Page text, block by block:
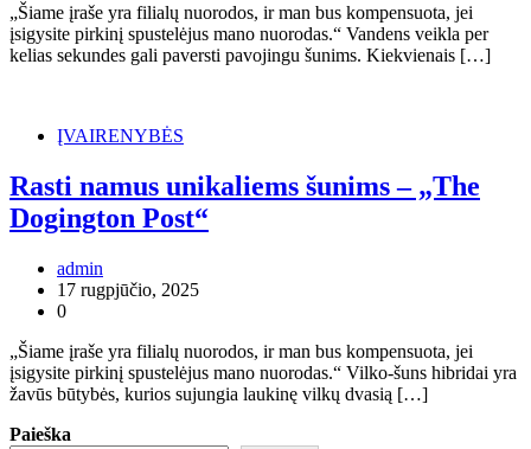
„Šiame įraše yra filialų nuorodos, ir man bus kompensuota, jei
įsigysite pirkinį spustelėjus mano nuorodas.“ Vandens veikla per
kelias sekundes gali paversti pavojingu šunims. Kiekvienais […]
ĮVAIRENYBĖS
Rasti namus unikaliems šunims – „The
Dogington Post“
admin
17 rugpjūčio, 2025
0
„Šiame įraše yra filialų nuorodos, ir man bus kompensuota, jei
įsigysite pirkinį spustelėjus mano nuorodas.“ Vilko-šuns hibridai yra
žavūs būtybės, kurios sujungia laukinę vilkų dvasią […]
Paieška